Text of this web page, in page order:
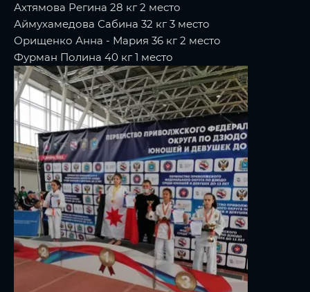
Ахтямова Регина 28 кг 2 место
Аймухамедова Сабина 32 кг 3 место
Орищенко Анна - Мария 36 кг 2 место
Фурман Полина 40 кг 1 место